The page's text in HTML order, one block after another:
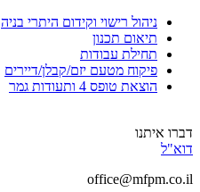
ניהול רישוי וקידום היתרי בניה
תיאום תכנון
תחילת עבודות
פיקוח מטעם יזם/קבלן/דיירים
הוצאת טופס 4 ותעודות גמר
דברו איתנו
דוא"ל
office@mfpm.co.il